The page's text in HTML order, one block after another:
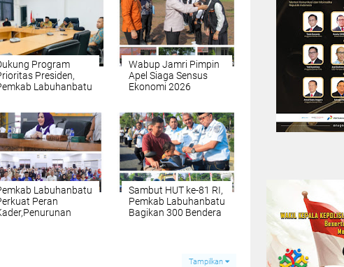
Program
Presiden,
Labuhanbatu
Wabup Jamri Pimpin
Apel Siaga Sensus
Ekonomi 2026
Labuhanbatu
Peran
Sambut HUT ke-81 RI,
Pemkab Labuhanbatu
Bagikan 300 Bendera
Tampilkan